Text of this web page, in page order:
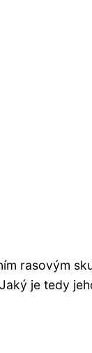
rasovým
je tedy